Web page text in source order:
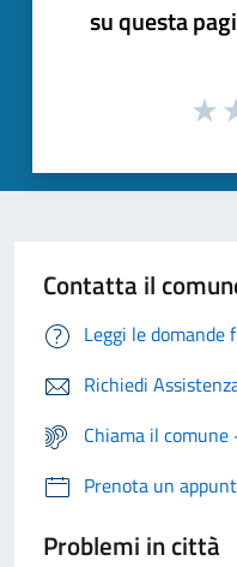
su questa
Contatta il
Leggi le domande
Richiedi
Chiama il
Prenota un
Problemi in città